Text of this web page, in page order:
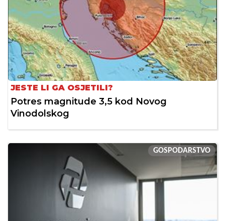
JESTE LI GA OSJETILI?
Potres magnitude 3,5 kod Novog
Vinodolskog
GOSPODARSTVO